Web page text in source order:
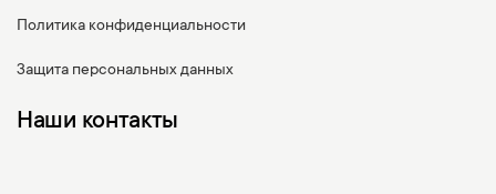
Политика конфиденциальности
Защита персональных данных
Наши контакты